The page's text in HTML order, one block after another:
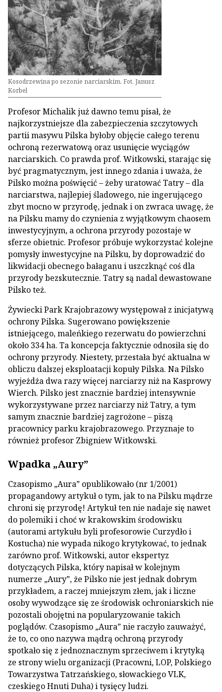
Kosodrzewina po sezonie narciarskim. Fot. Janusz
Korbel
Profesor Michalik już dawno temu pisał, że
najkorzystniejsze dla zabezpieczenia szczytowych
partii masywu Pilska byłoby objęcie całego terenu
ochroną rezerwatową oraz usunięcie wyciągów
narciarskich. Co prawda prof. Witkowski, starając się
być pragmatycznym, jest innego zdania i uważa, że
Pilsko można poświęcić – żeby uratować Tatry – dla
narciarstwa, najlepiej śladowego, nie ingerującego
zbyt mocno w przyrodę, jednak i on zwraca uwagę, że
na Pilsku mamy do czynienia z wyjątkowym chaosem
inwestycyjnym, a ochrona przyrody pozostaje w
sferze obietnic. Profesor próbuje wykorzystać kolejne
pomysły inwestycyjne na Pilsku, by doprowadzić do
likwidacji obecnego bałaganu i uszczknąć coś dla
przyrody bezskutecznie. Tatry są nadal dewastowane
Pilsko też.
Żywiecki Park Krajobrazowy występował z inicjatywą
ochrony Pilska. Sugerowano powiększenie
istniejącego, maleńkiego rezerwatu do powierzchni
około 334 ha. Ta koncepcja faktycznie odnosiła się do
ochrony przyrody. Niestety, przestała być aktualna w
obliczu dalszej eksploatacji kopuły Pilska. Na Pilsko
wyjeżdża dwa razy więcej narciarzy niż na Kasprowy
Wierch. Pilsko jest znacznie bardziej intensywnie
wykorzystywane przez narciarzy niż Tatry, a tym
samym znacznie bardziej zagrożone – piszą
pracownicy parku krajobrazowego. Przyznaje to
również profesor Zbigniew Witkowski.
Wpadka „Aury”
Czasopismo „Aura” opublikowało (nr 1/2001)
propagandowy artykuł o tym, jak to na Pilsku mądrze
chroni się przyrodę! Artykuł ten nie nadaje się nawet
do polemiki i choć w krakowskim środowisku
(autorami artykułu byli profesorowie Curzydło i
Kostucha) nie wypada nikogo krytykować, to jednak
zarówno prof. Witkowski, autor ekspertyz
dotyczących Pilska, który napisał w kolejnym
numerze „Aury”, że Pilsko nie jest jednak dobrym
przykładem, a raczej mniejszym złem, jak i liczne
osoby wywodzące się ze środowisk ochroniarskich nie
pozostali obojętni na popularyzowanie takich
poglądów. Czasopismo „Aura” nie raczyło zauważyć,
że to, co ono nazywa mądrą ochroną przyrody
spotkało się z jednoznacznym sprzeciwem i krytyką
ze strony wielu organizacji (Pracowni, LOP, Polskiego
Towarzystwa Tatrzańskiego, słowackiego VLK,
czeskiego Hnuti Duha) i tysięcy ludzi.